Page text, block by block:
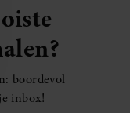
boordevol
inbox!